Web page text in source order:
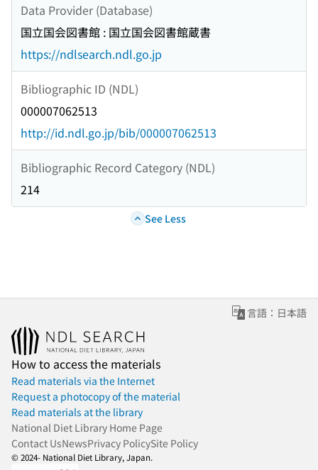
Data Provider (Database)
国立国会図書館 : 国立国会図書館蔵書
https://ndlsearch.ndl.go.jp
Bibliographic ID (NDL)
000007062513
http://id.ndl.go.jp/bib/000007062513
Bibliographic Record Category (NDL)
214
See Less
言語：日本語
How to access the materials
Read materials via the Internet
Request a photocopy of the material
Read materials at the library
National Diet Library Home Page
Contact UsNewsPrivacy PolicySite Policy
© 2024- National Diet Library, Japan.